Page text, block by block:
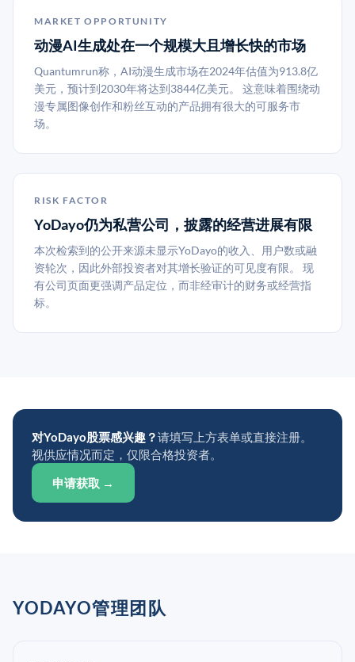
MARKET OPPORTUNITY
动漫AI生成处在一个规模大且增长快的市场
Quantumrun称，AI动漫生成市场在2024年估值为913.8亿
美元，预计到2030年将达到3844亿美元。 这意味着围绕动
漫专属图像创作和粉丝互动的产品拥有很大的可服务市
场。
RISK FACTOR
YoDayo仍为私营公司，披露的经营进展有限
本次检索到的公开来源未显示YoDayo的收入、用户数或融
资轮次，因此外部投资者对其增长验证的可见度有限。 现
有公司页面更强调产品定位，而非经审计的财务或经营指
标。
对YoDayo股票感兴趣？请填写上方表单或直接注册。
视供应情况而定，仅限合格投资者。
申请获取 →
YODAYO管理团队